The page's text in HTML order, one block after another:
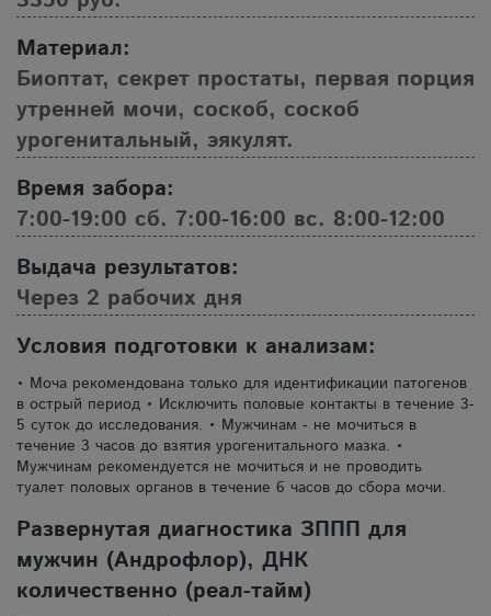
Материал:
Биоптат, секрет простаты, первая порция
утренней мочи, соскоб, соскоб
урогенитальный, эякулят.
Время забора:
7:00-19:00 сб. 7:00-16:00 вс. 8:00-12:00
Выдача результатов:
Через 2 рабочих дня
Условия подготовки к анализам:
• Моча рекомендована только для идентификации патогенов
в острый период • Исключить половые контакты в течение 3-
5 суток до исследования. • Мужчинам - не мочиться в
течение 3 часов до взятия урогенитального мазка. •
Мужчинам рекомендуется не мочиться и не проводить
туалет половых органов в течение 6 часов до сбора мочи.
Развернутая диагностика ЗППП для
мужчин (Андрофлор), ДНК
количественно (реал-тайм)